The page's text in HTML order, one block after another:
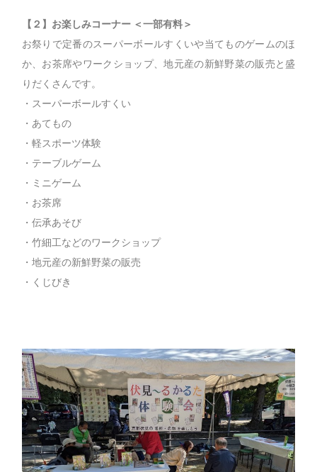
【２】お楽しみコーナー ＜一部有料＞
お祭りで定番のスーパーボールすくいや当てものゲームのほ
か、お茶席やワークショップ、地元産の新鮮野菜の販売と盛
りだくさんです。
・スーパーボールすくい
・あてもの
・軽スポーツ体験
・テーブルゲーム
・ミニゲーム
・お茶席
・伝承あそび
・竹細工などのワークショップ
・地元産の新鮮野菜の販売
・くじびき